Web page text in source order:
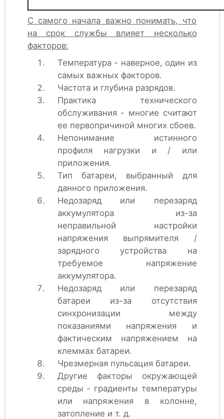
С самого начала важно понимать, что
на срок службы влияет несколько
факторов:
Температура - наверное, один из
самых важных факторов.
Частота и глубина разрядов.
Практика технического
обслуживания - многие считают
ее первопричиной многих сбоев.
Непонимание истинного
профиля нагрузки и / или
приложения.
Тип батареи, выбранный для
данного приложения.
Недозаряд или перезаряд
аккумулятора из-за
неправильной настройки
напряжения выпрямителя /
зарядного устройства на
требуемое напряжение
аккумулятора.
Недозаряд или перезаряд
батареи из-за отсутствия
синхронизации между
показаниями напряжения и
фактическим напряжением на
клеммах батареи.
Чрезмерная пульсация батареи.
Другие факторы окружающей
среды - градиенты температуры
или напряжения в колонне,
затопление и т. д.